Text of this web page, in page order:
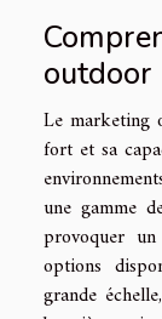
outdoor
Le marketing
fort et sa
une gamme
provoquer
options
grande